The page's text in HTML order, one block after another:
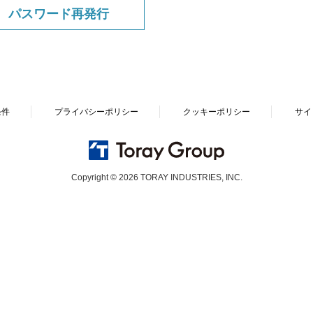
プライバシーポリシー クッキーポリシー サ
Copyright © 2026 TORAY INDUSTRIES, INC.